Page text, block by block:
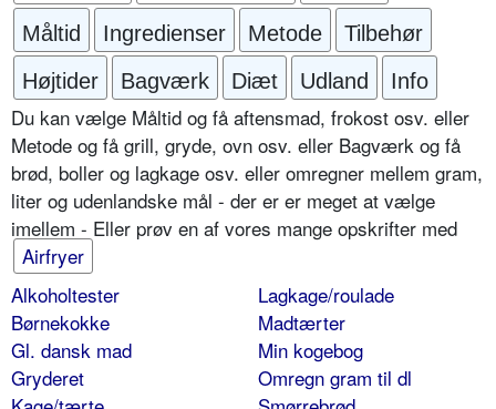
Måltid Ingredienser Metode
Tilbehør
Højtider
Bagværk Diæt Udland Info
Du kan vælge Måltid og få aftensmad, frokost osv. eller
Metode og få grill, gryde, ovn osv. eller Bagværk og få
brød, boller og lagkage osv. eller omregner mellem gram,
liter og udenlandske mål - der er er meget at vælge
imellem - Eller prøv en af vores mange opskrifter med
Airfryer
Alkoholtester
Børnekokke
Gl. dansk mad
Gryderet
Lagkage/roulade
Madtærter
Min kogebog
Omregn gram til dl